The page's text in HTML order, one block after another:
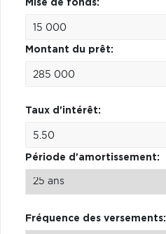
Mise de fonds:
Montant du prêt:
Taux d'intérêt:
Période d'amortissement:
Fréquence des versements: